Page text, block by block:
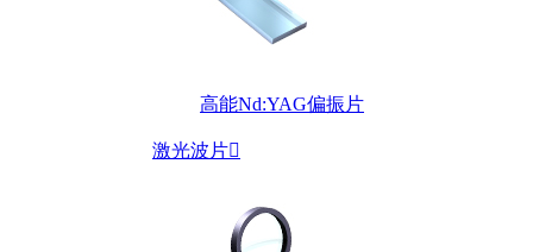
高能Nd:YAG偏振片
激光波片